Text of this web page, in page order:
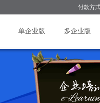
付款方
单企业版 多企业版